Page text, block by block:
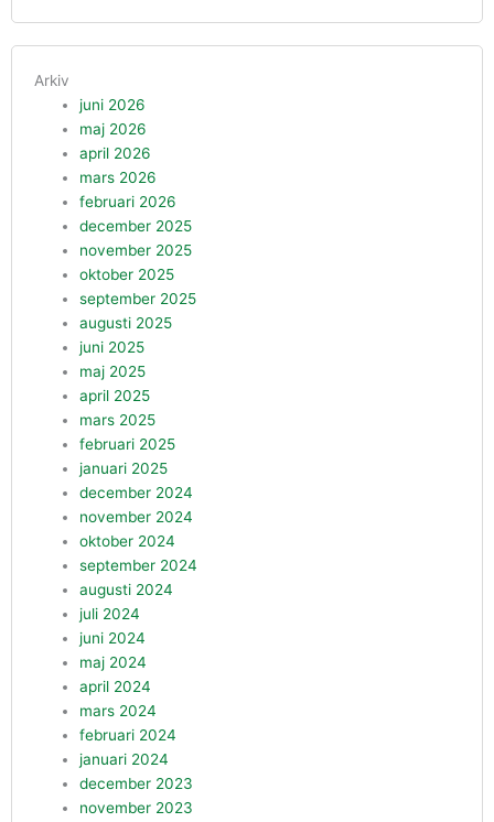
Arkiv
juni 2026
maj 2026
april 2026
mars 2026
februari 2026
december 2025
november 2025
oktober 2025
september 2025
augusti 2025
juni 2025
maj 2025
april 2025
mars 2025
februari 2025
januari 2025
december 2024
november 2024
oktober 2024
september 2024
augusti 2024
juli 2024
juni 2024
maj 2024
april 2024
mars 2024
februari 2024
januari 2024
december 2023
november 2023